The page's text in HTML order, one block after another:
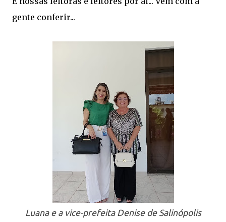
gente conferir...
Luana e a vice-prefeita Denise de Salinópolis